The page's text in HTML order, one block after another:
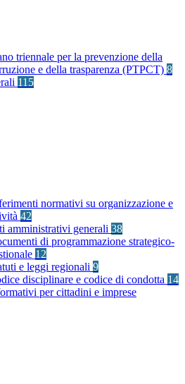
triennale per la prevenzione della
e della trasparenza (PTPCT) 8
115
normativi su organizzazione e
42
amministrativi generali 38
di programmazione strategico-
12
e leggi regionali 9
disciplinare e codice di condotta 14
per cittadini e imprese